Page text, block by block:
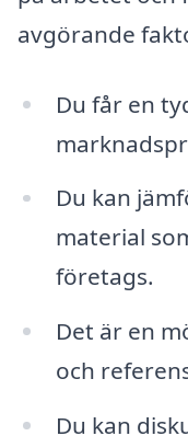
avgörande
Du får en
Du kan
material
företags.
Det är en
och
Du kan